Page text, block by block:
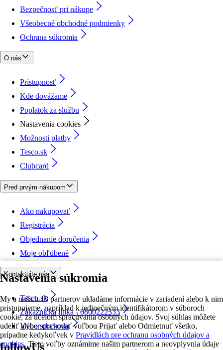
Nastavenia súkromia
My a našich 18 partnerov ukladáme informácie v zariadení alebo k nim
pristupujeme, napríklad k jedinečným identifikátorom v súboroch
cookie, za účelom spracúvania osobných údajov. Svoj súhlas môžete
udeliť alebo spravovať voľbou Prijať alebo Odmietnuť všetko,
prípadne kedykoľvek v Pravidlách pre ochranu osobných údajov a
cookies. Tieto voľby oznámime našim partnerom a neovplyvnia údaje
Bezpečnosť pri nákupe
Všeobecné obchodné podmienky
Ochrana súkromia
O nás
Prístupnosť
Kde dovážame
Poplatok za službu
Nastavenia cookies
Možnosti platby
Tesco.sk
Clubcard
Pred prvým nákupom
Ako nakupovať
Registrácia
Objednanie doručenia
Moje obľúbené
Kontaktujte nás
Tesco.sk
Zákaznícka linka - 0800222333
Výber obchodu
followUs